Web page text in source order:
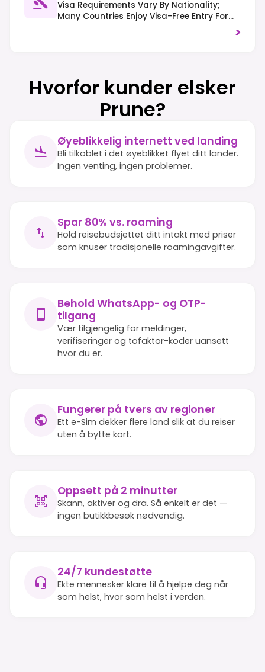
Visa Requirements Vary By Nationality;
Many Countries Enjoy Visa-Free Entry For
Short Stays. Right-Hand Traffic. High Value
Is Placed On Conservation And Responsible>
Hvorfor kunder elsker
Prune?
Øyeblikkelig internett ved landing
Bli tilkoblet i det øyeblikket flyet ditt lander.
Ingen venting, ingen problemer.
Spar 80% vs. roaming
Hold reisebudsjettet ditt intakt med priser
som knuser tradisjonelle roamingavgifter.
Behold WhatsApp- og OTP-
tilgang
Vær tilgjengelig for meldinger,
verifiseringer og tofaktor-koder uansett
hvor du er.
Fungerer på tvers av regioner
Ett e-Sim dekker flere land slik at du reiser
uten å bytte kort.
Oppsett på 2 minutter
Skann, aktiver og dra. Så enkelt er det —
ingen butikkbesøk nødvendig.
24/7 kundestøtte
Ekte mennesker klare til å hjelpe deg når
som helst, hvor som helst i verden.